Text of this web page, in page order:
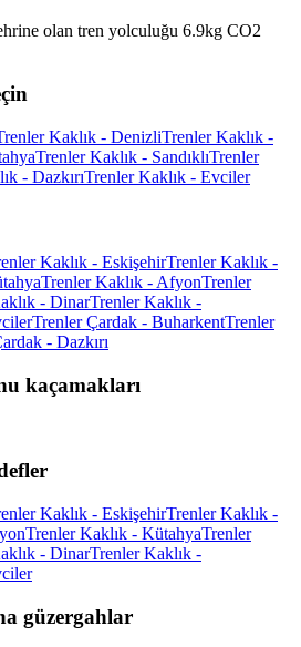
olan tren yolculuğu 6.9kg CO2
Kaklık - DenizliTrenler Kaklık -
Trenler Kaklık - SandıklıTrenler
- DazkırıTrenler Kaklık - Evciler
Kaklık - EskişehirTrenler Kaklık -
Trenler Kaklık - AfyonTrenler
- DinarTrenler Kaklık -
Trenler Çardak - BuharkentTrenler
- Dazkırı
kaçamakları
Kaklık - EskişehirTrenler Kaklık -
Trenler Kaklık - KütahyaTrenler
- DinarTrenler Kaklık -
güzergahlar